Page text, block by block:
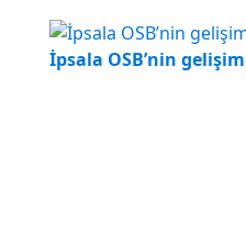
İpsala OSB’nin